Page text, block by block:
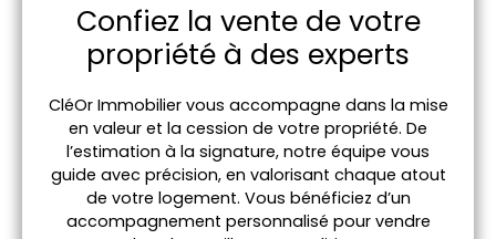
Confiez la vente de votre
propriété à des experts
CléOr Immobilier vous accompagne dans la mise
en valeur et la cession de votre propriété. De
l’estimation à la signature, notre équipe vous
guide avec précision, en valorisant chaque atout
de votre logement. Vous bénéficiez d’un
accompagnement personnalisé pour vendre